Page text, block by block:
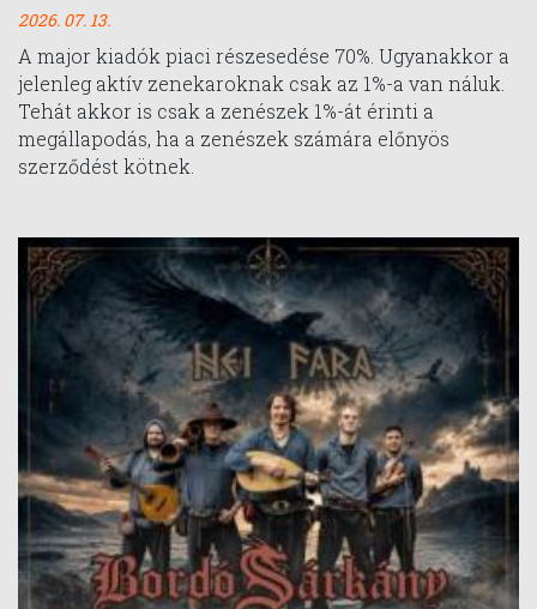
2026. 07. 13.
A major kiadók piaci részesedése 70%. Ugyanakkor a
jelenleg aktív zenekaroknak csak az 1%-a van náluk.
Tehát akkor is csak a zenészek 1%-át érinti a
megállapodás, ha a zenészek számára előnyös
szerződést kötnek.